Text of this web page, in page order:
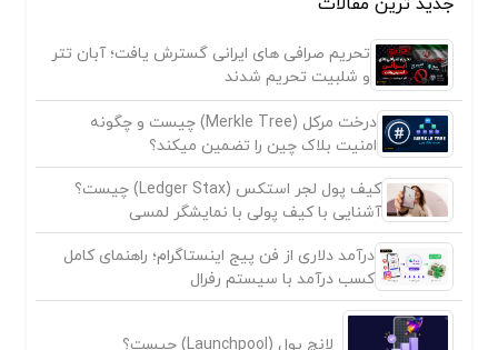
جدید ترین مقالات
تحریم صرافی های ایرانی گسترش یافت؛ آبان تتر
و شلبیت تحریم شدند
درخت مرکل (Merkle Tree) چیست و چگونه
امنیت بلاک چین را تضمین میکند؟
کیف پول لجر استکس (Ledger Stax) چیست؟
آشنایی با کیف پولی با نمایشگر لمسی
درآمد دلاری از فن پیج اینستاگرام؛ راهنمای کامل
کسب درآمد با سیستم رفرال